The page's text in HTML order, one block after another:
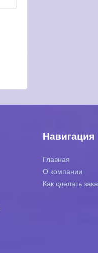
Навигация
Главная
О компании
Как сделать